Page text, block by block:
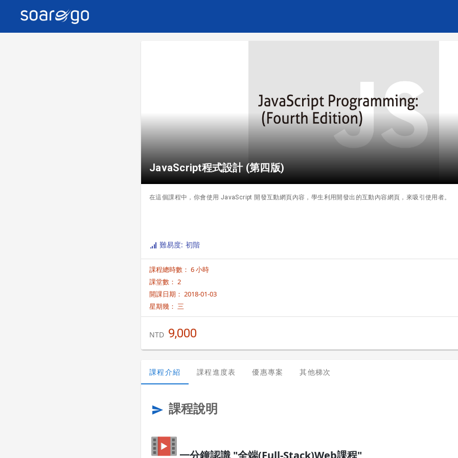
JavaScript程式設計 (第四版)
在這個課程中，你會使用 JavaScript 開發互動網頁內容，學生利用開發出的互動內容網頁，來吸引使用者。
難易度: 初階
課程總時數： 6 小時
課堂數： 2
開課日期： 2018-01-03
星期幾： 三
NTD 9,000
課程介紹 課程進度表 優惠專案 其他梯次
send 課程說明
一分鐘認識 "全端(Full-Stack)Web課程"